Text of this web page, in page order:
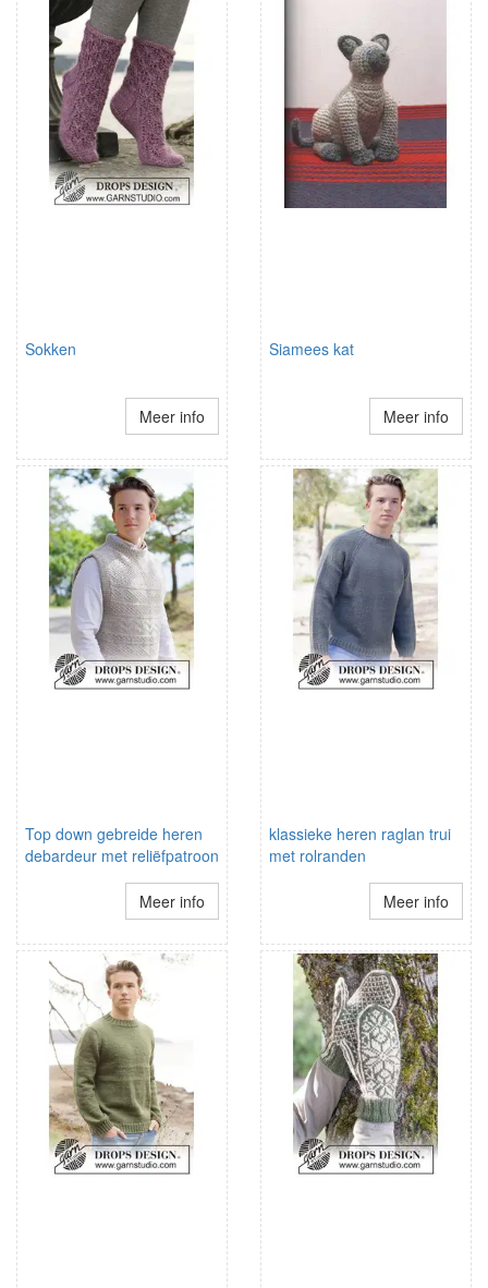
Sokken
Meer info
Siamees kat
Meer info
Top down gebreide heren
debardeur met reliëfpatroon
Meer info
klassieke heren raglan trui
met rolranden
Meer info